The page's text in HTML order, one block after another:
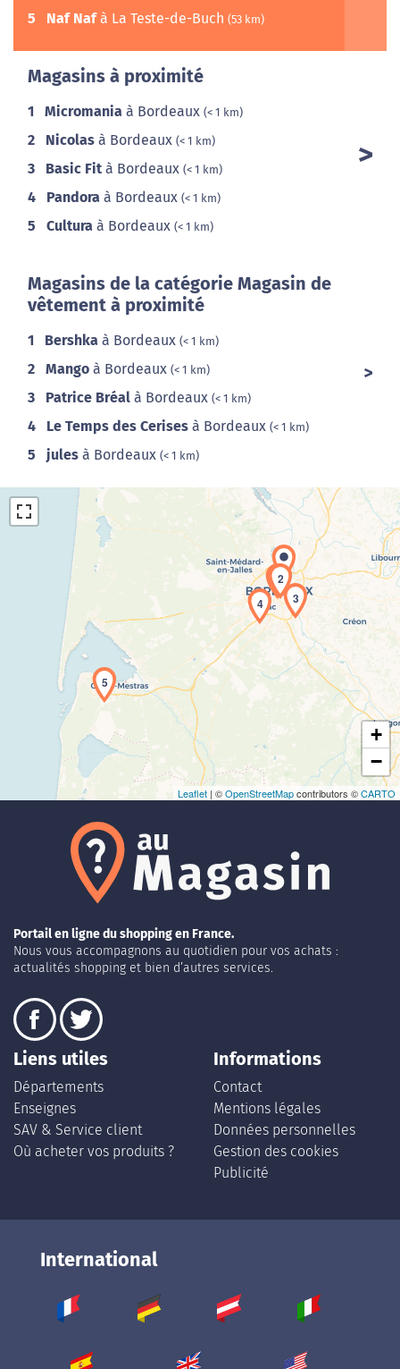
5 Naf Nafà La Teste-de-Buch (53 km)
Magasins à proximité
1 Micromania à Bordeaux (< 1 km)
2 Nicolas à Bordeaux (< 1 km)
3 Basic Fit à Bordeaux (< 1 km)
4 Pandora à Bordeaux (< 1 km)
5 Cultura à Bordeaux (< 1 km)
Magasins de la catégorie Magasin de
vêtement à proximité
1 Bershka à Bordeaux (< 1 km)
2 Mango à Bordeaux (< 1 km)
3 Patrice Bréal à Bordeaux (< 1 km)
4 Le Temps des Cerises à Bordeaux (< 1 km)
5 jules à Bordeaux (< 1 km)
Chargement de la carte en cours...
12
3
4
5
+
−
Leaflet | ©OpenStreetMapcontributors ©CARTO
Portail en ligne du shopping en France.
Nous vous accompagnons au quotidien pour vos achats :
actualités shopping et bien d’autres services.
Liens utiles
Départements
Enseignes
SAV & Service client
Où acheter vos produits ?
Informations
Contact
Mentions légales
Données personnelles
Gestion des cookies
Publicité
International